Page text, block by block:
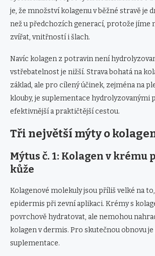
je, že množství kolagenu v běžné stravě je
než u předchozích generací, protože jíme
zvířat, vnitřností i šlach.
Navíc kolagen z potravin není
vstřebatelnost je nižší. Strava bohatá na
základ, ale pro cílený účinek, zejména na
klouby, je suplementace hydrolyzovanými
efektivnější a praktičtější cestou.
Tři největší mýty o
Mýtus č. 1: Kolagen v krému
kůže
Kolagenové molekuly jsou příliš velké na
epidermis při zevní aplikaci. Krémy s
povrchově hydratovat, ale nemohou
kolagen v dermis. Pro skutečnou obnovu
suplementace.